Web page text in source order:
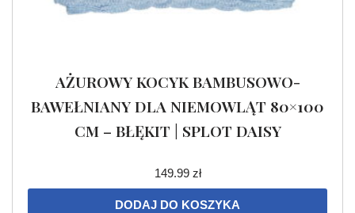
AŻUROWY KOCYK BAMBUSOWO-
BAWEŁNIANY DLA NIEMOWLĄT 80×100
CM – BŁĘKIT | SPLOT DAISY
149.99 zł
DODAJ DO KOSZYKA